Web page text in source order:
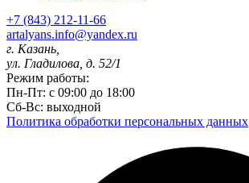
+7 (843) 212-11-66
artalyans.info@yandex.ru
г. Казань,
ул. Гладилова, д. 52/1
Режим работы:
Пн-Пт: с 09:00 до 18:00
Сб-Вс: выходной
Политика обработки персональных данных